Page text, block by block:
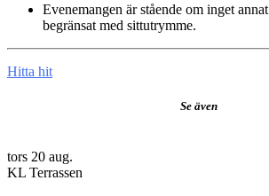
Evenemangen är stående om inget
begränsat med sittutrymme.
Hitta hit
Se även
tors 20 aug.
KL Terrassen